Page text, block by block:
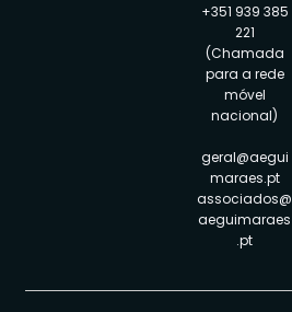
+351 939 385
221
(Chamada
para a rede
móvel
nacional)
geral@aegui
maraes.pt
associados@
aeguimaraes
.pt